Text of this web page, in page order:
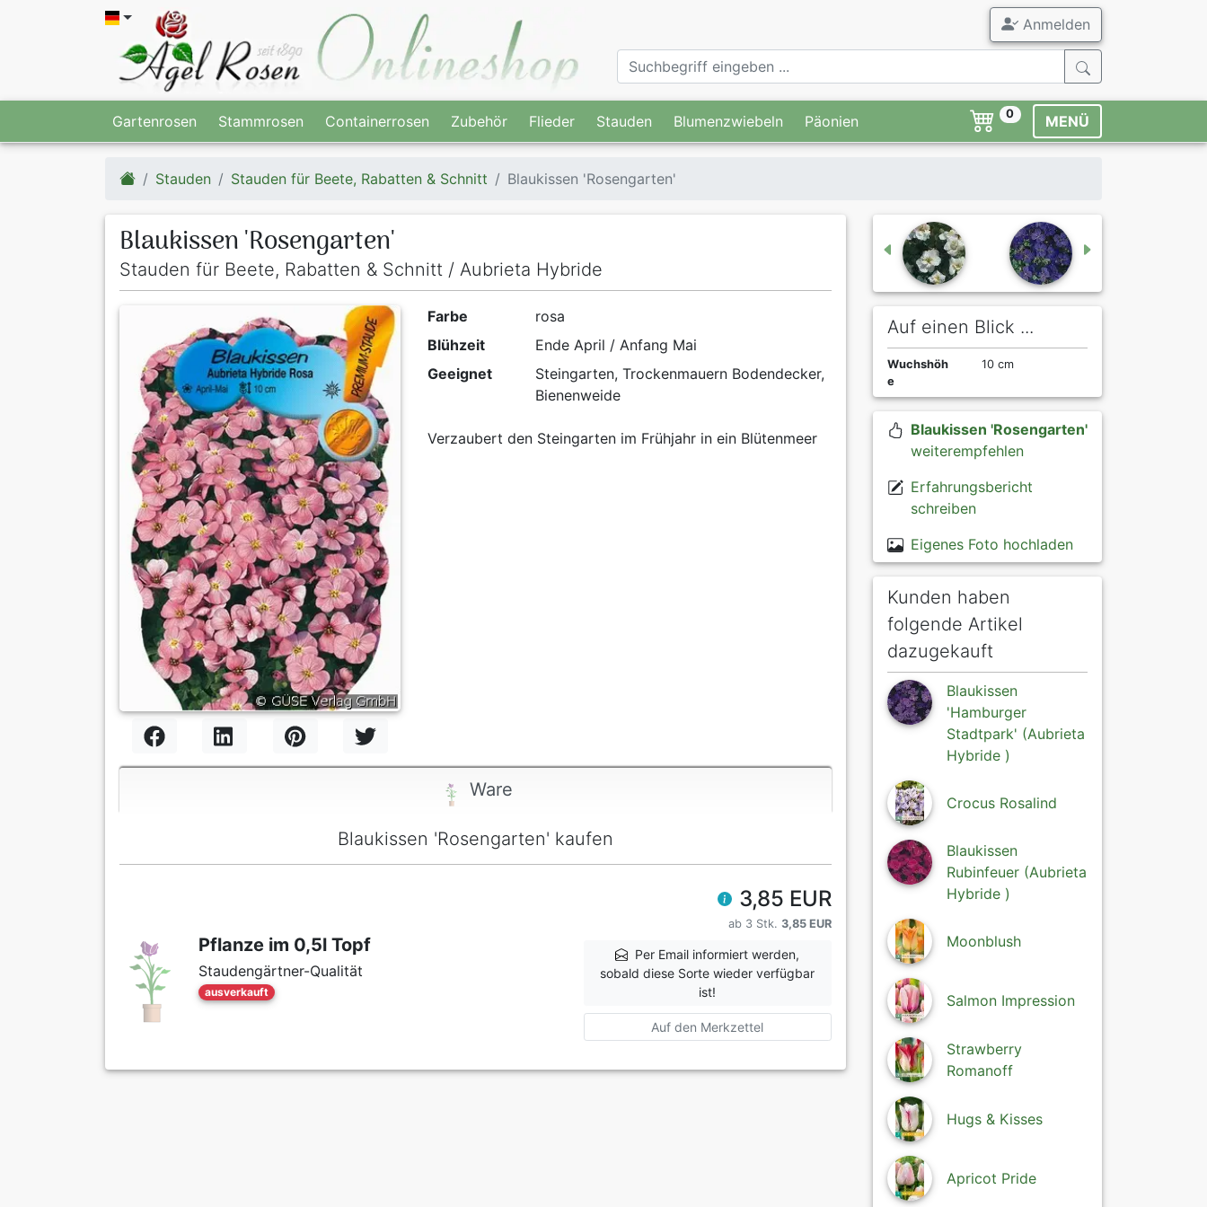
Anmelden
Gartenrosen Stammrosen Containerrosen Zubehör Flieder Stauden Blumenzwiebeln Päonien 0 MENÜ
Stauden Stauden für Beete, Rabatten & Schnitt Blaukissen 'Rosengarten'
Blaukissen 'Rosengarten'
Stauden für Beete, Rabatten & Schnitt / Aubrieta Hybride
Farbe
rosa
Blühzeit
Ende April / Anfang Mai
Geeignet
Steingarten, Trockenmauern Bodendecker,
Bienenweide
Verzaubert den Steingarten im Frühjahr in ein Blütenmeer
Ware
Blaukissen 'Rosengarten' kaufen
Pflanze im 0,5l Topf
Staudengärtner-Qualität
ausverkauft
3,85 EUR
ab 3 Stk. 3,85 EUR
Per Email informiert werden,
sobald diese Sorte wieder verfügbar
ist!
Auf den Merkzettel
Auf einen Blick ...
Wuchshöh
e
10 cm
Blaukissen 'Rosengarten'
weiterempfehlen
Erfahrungsbericht
schreiben
Eigenes Foto hochladen
Kunden haben
folgende Artikel
dazugekauft
Blaukissen
'Hamburger
Stadtpark' (Aubrieta
Hybride )
Crocus Rosalind
Blaukissen
Rubinfeuer (Aubrieta
Hybride )
Moonblush
Salmon Impression
Strawberry
Romanoff
Hugs & Kisses
Apricot Pride